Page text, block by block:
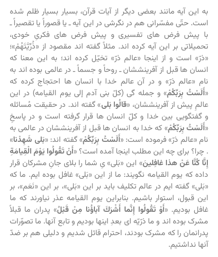
به این آیه مانند بعضی دیگر از آیات قرآن، بسیار بسیار ظلم شده
است. حتّی مفسّرانی هم در نگرشی در این آیه ـ یا قصوراً یا تقصیراً ـ
با پیش فرض های تفسیری و پیش فرض های فکریِ خودی،
تحمیلاتی بر این آیه کرده اند. مثلاً گفته اند مقصود از «ذُرِّیَّتَهُمْ»؛
«ذرّ» است و از اینجا «عالم ذرّ» تخیّل کرده اند؛ به این معنا که
انسان ها قبل از آفرینششان ـ روحاً و جسماً ـ در عالمی بوده اند به
نام «عالم ذرّ» و در آن عالم خدا با انسان ها احتجاج کرده که
«أَلَسْتُ بِرَبِّكُمْ» و جمله گی (کلّ بنی آدم إلی یوم القیامه) در این
عالمِ پیش از آفرینششان، «قالُوا بَلى» گفته اند. در حقیقت مُسائله
و گفتگویی بین خدا و کلّ انسان ها قرار گرفته است و در پاسخِ
«أَلَسْتُ بِرَبِّكُمْ» که خدا به انسان ها قبل از آفرینششان در عالمی به
نام «عالم ذرّ» فرموده است: «أَلَسْتُ بِرَبِّكُمْ» گفته اند: «بَلى‏ شَهِدْنا»
. چرا؟ برای چه این مطلب اینجا آمده است؟ «أَنْ تَقُولُوا یَوْمَ الْقِیامَةِ
إِنَّا كُنَّا عَنْ هذا غافِلینَ‏» این «بَلى‏» یِ شما را بلای جانِ مشرکان قرار
داده که یوم القیامه نگویند: ما از این «بَلى‏» غافل بوده ایم. ما که
«بَلى‏» گفته ایم در عالم تکلیف باید بر این «بَلى‏»، بر این «نَعَم»، بر
این قبول، استوار باشیم. بنابراین یوم القیامه عذر نیاورند که ما
غافل بودیم. «أَوْ تَقُولُوا إِنَّما أَشْرَكَ آباؤُنا مِنْ قَبْلُ‏» پدران ما قبلاً
مشرک بوده اند و ما ذرّیّه ای بعدِ اینها بودیم و تابع آنها. ما تصوّرات
پدرانمان را که مشرک بودند، احترام قائل شدیم و دلیلی هم بر ضدّ
آنها نداشتیم.